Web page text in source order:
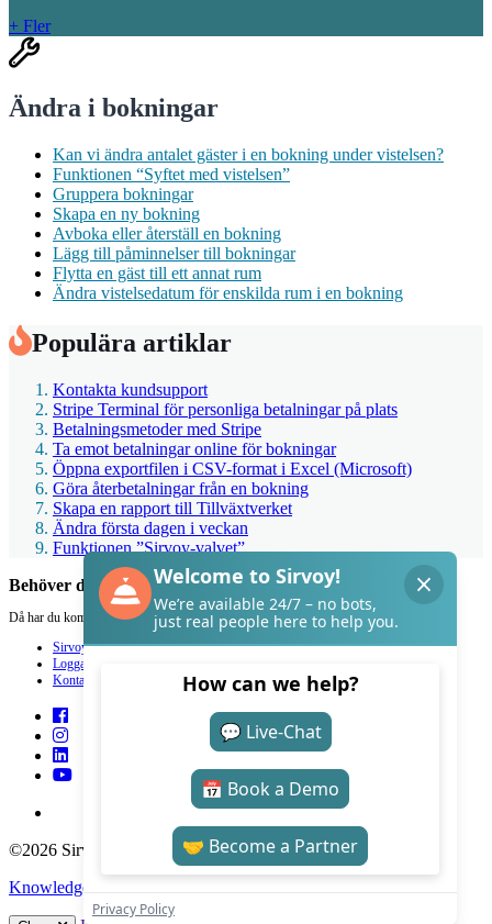
+ Fler
Ändra i bokningar
Kan vi ändra antalet gäster i en bokning under vistelsen?
Funktionen “Syftet med vistelsen”
Gruppera bokningar
Skapa en ny bokning
Avboka eller återställ en bokning
Lägg till påminnelser till bokningar
Flytta en gäst till ett annat rum
Ändra vistelsedatum för enskilda rum i en bokning
Populära artiklar
Kontakta kundsupport
Stripe Terminal för personliga betalningar på plats
Betalningsmetoder med Stripe
Ta emot betalningar online för bokningar
Öppna exportfilen i CSV-format i Excel (Microsoft)
Göra återbetalningar från en bokning
Skapa en rapport till Tillväxtverket
Ändra första dagen i veckan
Funktionen ”Sirvoy-valvet”
Behöver du hjälp med Sirvoy?
Då har du kommit rätt.
Sirvoy
Logga in
Kontakt
©2026 Sirvoy . All Rights reserved.
Knowledge Base Software